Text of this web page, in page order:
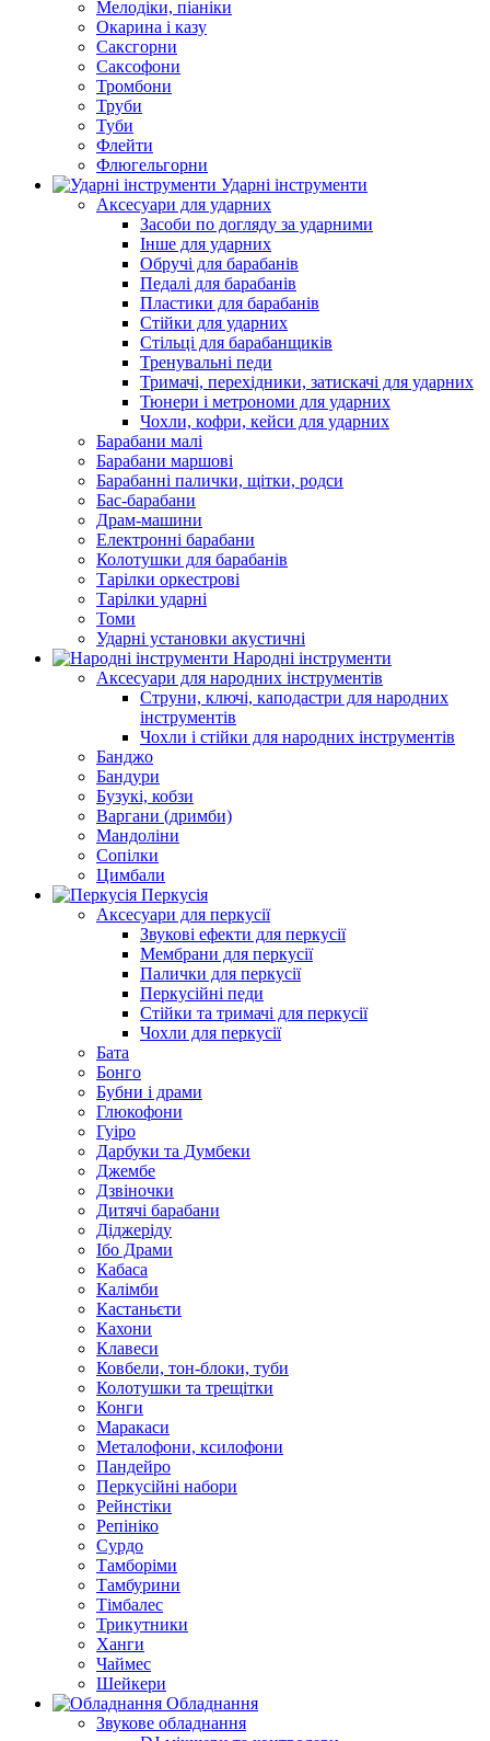
Мелодіки, піаніки
Окарина і казу
Саксгорни
Саксофони
Тромбони
Труби
Туби
Флейти
Флюгельгорни
Ударні інструменти
Аксесуари для ударних
Засоби по догляду за ударними
Інше для ударних
Обручі для барабанів
Педалі для барабанів
Пластики для барабанів
Стійки для ударних
Стільці для барабанщиків
Тренувальні педи
Тримачі, перехідники, затискачі для ударних
Тюнери і метрономи для ударних
Чохли, кофри, кейси для ударних
Барабани малі
Барабани маршові
Барабанні палички, щітки, родси
Бас-барабани
Драм-машини
Електронні барабани
Колотушки для барабанів
Тарілки оркестрові
Тарілки ударні
Томи
Ударні установки акустичні
Народні інструменти
Аксесуари для народних інструментів
Струни, ключі, каподастри для народних
інструментів
Чохли і стійки для народних інструментів
Банджо
Бандури
Бузукі, кобзи
Варгани (дримби)
Мандоліни
Сопілки
Цимбали
Перкусія
Аксесуари для перкусії
Звукові ефекти для перкусії
Мембрани для перкусії
Палички для перкусії
Перкусійні педи
Стійки та тримачі для перкусії
Чохли для перкусії
Бата
Бонго
Бубни і драми
Глюкофони
Гуіро
Дарбуки та Думбеки
Джембе
Дзвіночки
Дитячі барабани
Діджеріду
Ібо Драми
Кабаса
Калімби
Кастаньєти
Кахони
Клавеси
Ковбели, тон-блоки, туби
Колотушки та трещітки
Конги
Маракаси
Металофони, ксилофони
Пандейро
Перкусійні набори
Рейнстіки
Репініко
Сурдо
Тамборіми
Тамбурини
Тімбалес
Трикутники
Ханги
Чаймес
Шейкери
Обладнання
Звукове обладнання